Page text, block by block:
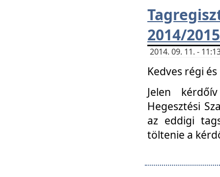
2014/
2014. 09. 11. -
Kedves régi
Jelen
Hegesztési
az eddigi
töltenie a